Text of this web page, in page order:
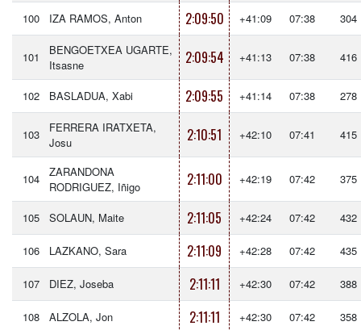
100 IZA RAMOS, Anton 2:09:50 +41:09 07:38 304
101
BENGOETXEA UGARTE,
Itsasne
2:09:54 +41:13 07:38 416
102 BASLADUA, Xabi 2:09:55 +41:14 07:38 278
103
FERRERA IRATXETA,
Josu
2:10:51 +42:10 07:41 415
104
ZARANDONA
RODRIGUEZ, Iñigo
2:11:00 +42:19 07:42 375
105 SOLAUN, Maite 2:11:05 +42:24 07:42 432
106 LAZKANO, Sara 2:11:09 +42:28 07:42 435
107 DIEZ, Joseba 2:11:11 +42:30 07:42 388
108 ALZOLA, Jon 2:11:11 +42:30 07:42 358